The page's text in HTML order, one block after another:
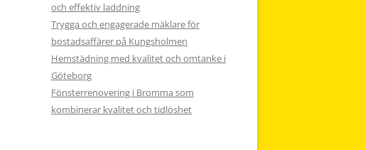
och effektiv laddning
Trygga och engagerade mäklare för
bostadsaffärer på Kungsholmen
Hemstädning med kvalitet och omtanke i
Göteborg
Fönsterrenovering i Bromma som
kombinerar kvalitet och tidlöshet